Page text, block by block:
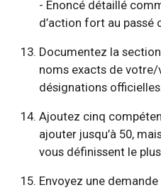
- Énoncé détaillé
d’action fort au passé
Documentez la
noms exacts de
désignations officielles.
Ajoutez cinq
ajouter jusqu’à 50,
vous définissent le
Envoyez une